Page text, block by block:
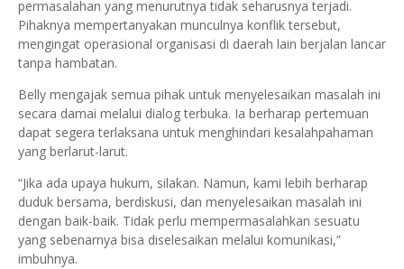
permasalahan yang menurutnya tidak seharusnya terjadi.
Pihaknya mempertanyakan munculnya konflik tersebut,
mengingat operasional organisasi di daerah lain berjalan lancar
tanpa hambatan.
Belly mengajak semua pihak untuk menyelesaikan masalah ini
secara damai melalui dialog terbuka. Ia berharap pertemuan
dapat segera terlaksana untuk menghindari kesalahpahaman
yang berlarut-larut.
“Jika ada upaya hukum, silakan. Namun, kami lebih berharap
duduk bersama, berdiskusi, dan menyelesaikan masalah ini
dengan baik-baik. Tidak perlu mempermasalahkan sesuatu
yang sebenarnya bisa diselesaikan melalui komunikasi,”
imbuhnya.